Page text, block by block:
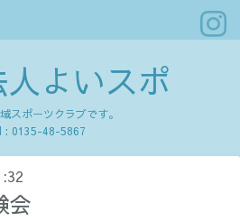
よいスポ
スポーツクラブです。
: 0135-48-5867
会